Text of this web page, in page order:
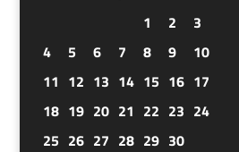
1
2
3
4
5 6 7 8 9
10
11 12 13 14 15 16 17
18 19 20 21 22 23 24
25 26 27 28 29 30